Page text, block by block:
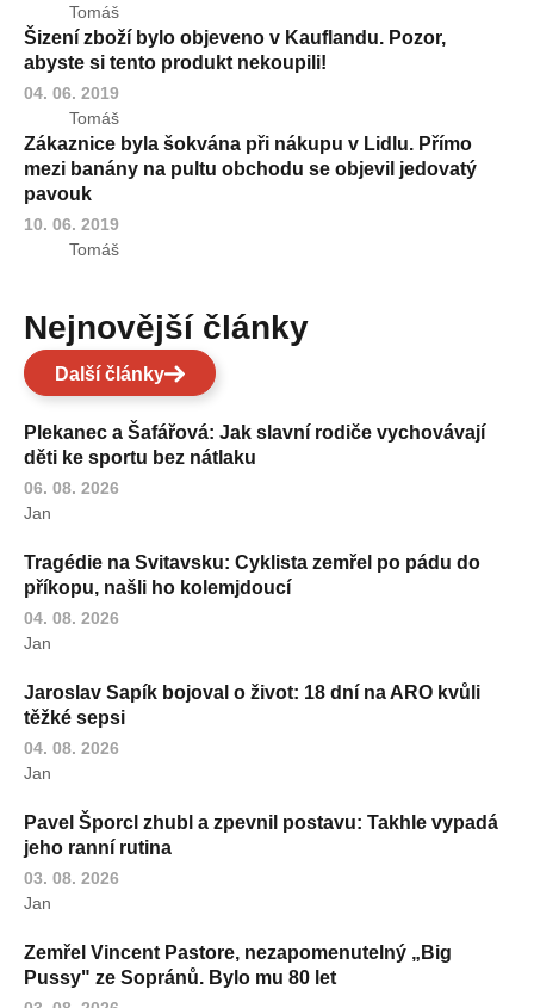
Tomáš
Šizení zboží bylo objeveno v Kauflandu. Pozor,
abyste si tento produkt nekoupili!
04. 06. 2019
Tomáš
Zákaznice byla šokvána při nákupu v Lidlu. Přímo
mezi banány na pultu obchodu se objevil jedovatý
pavouk
10. 06. 2019
Tomáš
Nejnovější články
Další články
Plekanec a Šafářová: Jak slavní rodiče vychovávají
děti ke sportu bez nátlaku
06. 08. 2026
Jan
Tragédie na Svitavsku: Cyklista zemřel po pádu do
příkopu, našli ho kolemjdoucí
04. 08. 2026
Jan
Jaroslav Sapík bojoval o život: 18 dní na ARO kvůli
těžké sepsi
04. 08. 2026
Jan
Pavel Šporcl zhubl a zpevnil postavu: Takhle vypadá
jeho ranní rutina
03. 08. 2026
Jan
Zemřel Vincent Pastore, nezapomenutelný „Big
Pussy" ze Sopránů. Bylo mu 80 let